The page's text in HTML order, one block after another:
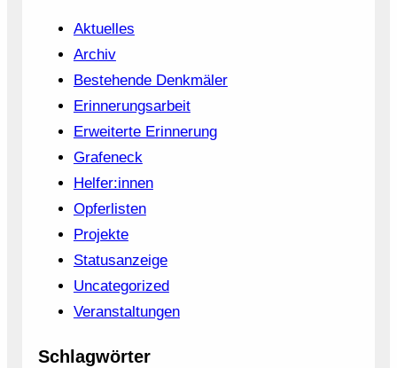
Aktuelles
Archiv
Bestehende Denkmäler
Erinnerungsarbeit
Erweiterte Erinnerung
Grafeneck
Helfer:innen
Opferlisten
Projekte
Statusanzeige
Uncategorized
Veranstaltungen
Schlagwörter